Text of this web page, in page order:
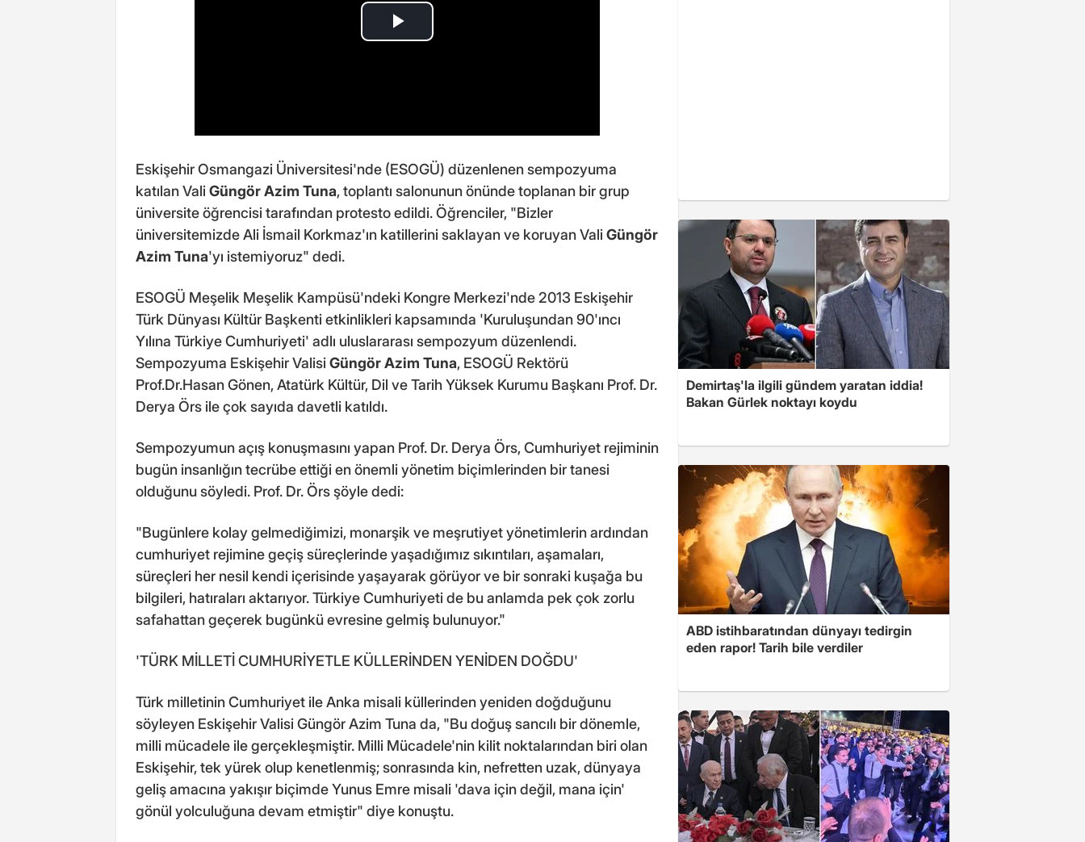
Eskişehir Osmangazi Üniversitesi'nde (ESOGÜ) düzenlenen sempozyuma
katılan ValiGüngör Azim Tuna, toplantı salonunun önünde toplanan bir grup
üniversite öğrencisi tarafından protesto edildi. Öğrenciler, "Bizler
üniversitemizde Ali İsmail Korkmaz'ın katillerini saklayan ve koruyan ValiGüngör
Azim Tuna'yı istemiyoruz" dedi.
ESOGÜ Meşelik Meşelik Kampüsü'ndeki Kongre Merkezi'nde 2013 Eskişehir
Türk Dünyası Kültür Başkenti etkinlikleri kapsamında 'Kuruluşundan 90'ıncı
Yılına Türkiye Cumhuriyeti' adlı uluslararası sempozyum düzenlendi.
Sempozyuma Eskişehir ValisiGüngör Azim Tuna, ESOGÜ Rektörü
Prof.Dr.Hasan Gönen, Atatürk Kültür, Dil ve Tarih Yüksek Kurumu Başkanı Prof. Dr.
Derya Örs ile çok sayıda davetli katıldı.
Sempozyumun açış konuşmasını yapan Prof. Dr. Derya Örs, Cumhuriyet rejiminin
bugün insanlığın tecrübe ettiği en önemli yönetim biçimlerinden bir tanesi
olduğunu söyledi. Prof. Dr. Örs şöyle dedi:
"Bugünlere kolay gelmediğimizi, monarşik ve meşrutiyet yönetimlerin ardından
cumhuriyet rejimine geçiş süreçlerinde yaşadığımız sıkıntıları, aşamaları,
süreçleri her nesil kendi içerisinde yaşayarak görüyor ve bir sonraki kuşağa bu
bilgileri, hatıraları aktarıyor. Türkiye Cumhuriyeti de bu anlamda pek çok zorlu
safahattan geçerek bugünkü evresine gelmiş bulunuyor."
'TÜRK MİLLETİ CUMHURİYETLE KÜLLERİNDEN YENİDEN DOĞDU'
Türk milletinin Cumhuriyet ile Anka misali küllerinden yeniden doğduğunu
söyleyen Eskişehir Valisi Güngör Azim Tuna da, "Bu doğuş sancılı bir dönemle,
milli mücadele ile gerçekleşmiştir. Milli Mücadele'nin kilit noktalarından biri olan
Eskişehir, tek yürek olup kenetlenmiş; sonrasında kin, nefretten uzak, dünyaya
geliş amacına yakışır biçimde Yunus Emre misali 'dava için değil, mana için'
gönül yolculuğuna devam etmiştir" diye konuştu.
Demirtaş'la ilgili gündem yaratan iddia!
Bakan Gürlek noktayı koydu
ABD istihbaratından dünyayı tedirgin
eden rapor! Tarih bile verdiler